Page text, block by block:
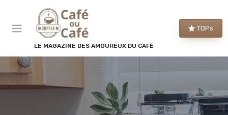
LE MAGAZINE DES AMOUREUX DU CAFÉ
TOPs
Panneau de gestion des cookies